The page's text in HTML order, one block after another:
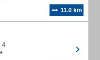
11.0 km
4